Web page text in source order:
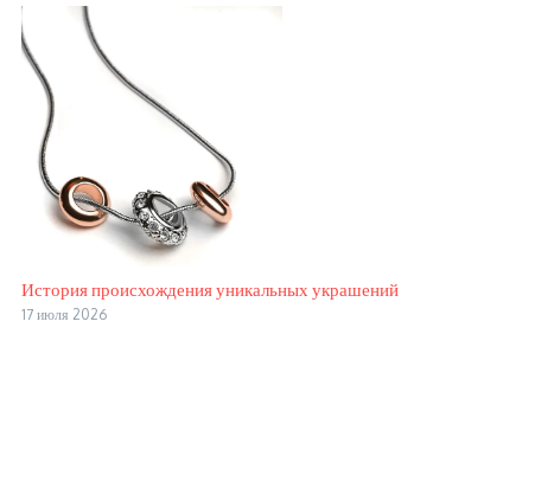
История происхождения уникальных украшений
17 июля 2026